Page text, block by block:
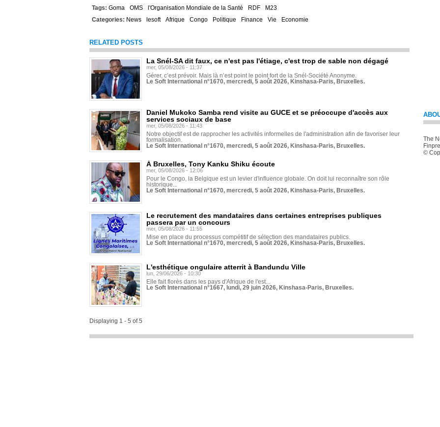
Tags: Goma OMS l'Organisation Mondiale de la Santé RDF
M23
Categories: News lesoft Afrique Congo Politique Finance Vie Economie
RELATED POSTS
La Snél-SA dit faux, ce n'est pas l'étiage, c'est trop de sable non dégagé
mer, 05/08/2026 - 11:37
Gérer, c’est prévoir. Mais là n’est point le point fort de la Snél-Société Anonyme.
Le Soft International n°1670, mercredi, 5 août 2026, Kinshasa-Paris, Bruxelles.
Daniel Mukoko Samba rend visite au GUCE et se préoccupe d'accès aux
services sociaux de base
mer, 05/08/2026 - 11:43
Notre objectif est de rapprocher les activités informelles de l'administration afin de favoriser leur
formalisation.
Le Soft International n°1670, mercredi, 5 août 2026, Kinshasa-Paris, Bruxelles.
À Bruxelles, Tony Kanku Shiku écoute
mer, 05/08/2026 - 12:06
Pour le Congo, la Belgique est un levier d'influence globale. On doit lui reconnaître son rôle
historique...
Le Soft International n°1670, mercredi, 5 août 2026, Kinshasa-Paris, Bruxelles.
Le recrutement des mandataires dans certaines entreprises publiques
passera par un concours
mer, 05/08/2026 - 11:55
Mise en place du processus compétitif de sélection des mandataires publics.
Le Soft International n°1670, mercredi, 5 août 2026, Kinshasa-Paris, Bruxelles.
L'esthétique ongulaire atterrit à Bandundu Ville
lun, 29/06/2026 - 10:30
Elle fait florès dans les pays d'Afrique de l'est...
Le Soft International n°1667, lundi, 29 juin 2026, Kinshasa-Paris, Bruxelles.
Displaying 1 - 5 of 5
The
©